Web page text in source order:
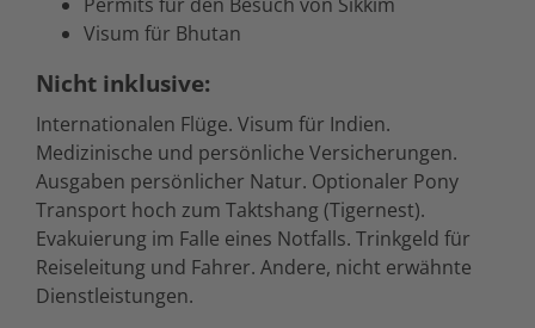
Visum für Bhutan
Nicht inklusive:
Internationalen Flüge. Visum für Indien.
Medizinische und persönliche Versicherungen.
Ausgaben persönlicher Natur. Optionaler Pony
Transport hoch zum Taktshang (Tigernest).
Evakuierung im Falle eines Notfalls. Trinkgeld für
Reiseleitung und Fahrer. Andere, nicht erwähnte
Dienstleistungen.